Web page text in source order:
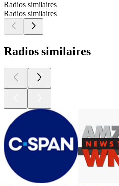
Radios similaires
Radios similaires
Radios similaires